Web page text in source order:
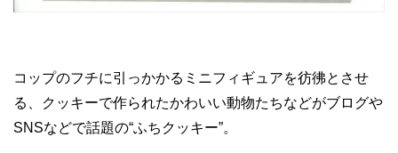
コップのフチに引っかかるミニフィギュアを彷彿とさせ
る、クッキーで作られたかわいい動物たちなどがブログや
SNSなどで話題の“ふちクッキー”。